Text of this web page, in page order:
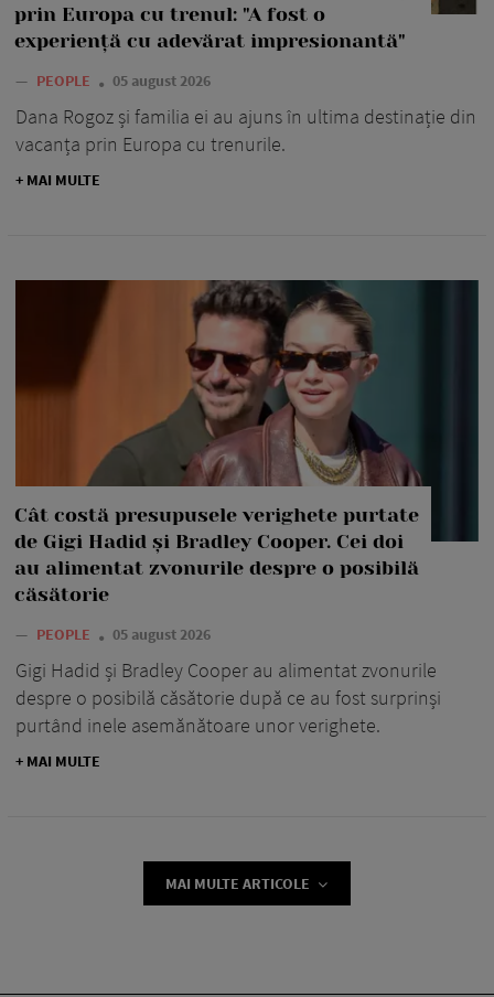
prin Europa cu trenul: "A fost o
experiență cu adevărat impresionantă"
— PEOPLE 05 august 2026
Dana Rogoz și familia ei au ajuns în ultima destinație din
vacanța prin Europa cu trenurile.
+ MAI MULTE
Cât costă presupusele verighete purtate
de Gigi Hadid și Bradley Cooper. Cei doi
au alimentat zvonurile despre o posibilă
căsătorie
— PEOPLE 05 august 2026
Gigi Hadid și Bradley Cooper au alimentat zvonurile
despre o posibilă căsătorie după ce au fost surprinși
purtând inele asemănătoare unor verighete.
+ MAI MULTE
MAI MULTE ARTICOLE